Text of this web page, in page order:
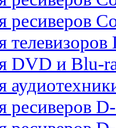
ресиверов
телевизоров
DVD и Blu-
ресиверов